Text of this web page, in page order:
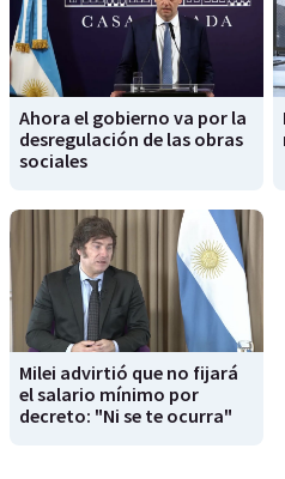
Ahora el gobierno va por la
desregulación de las obras
sociales
Milei advirtió que no fijará
el salario mínimo por
decreto: "Ni se te ocurra"